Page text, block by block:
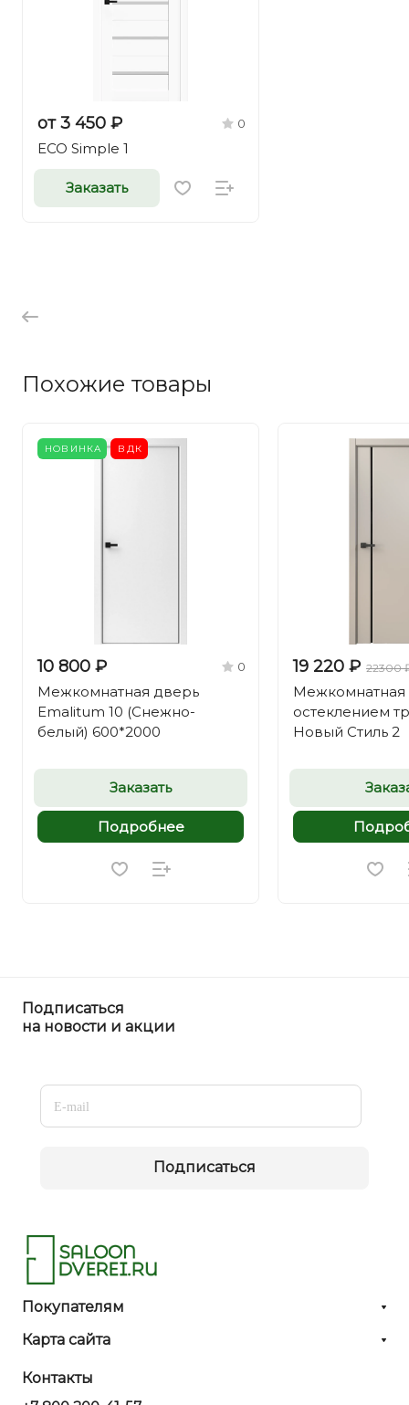
от 3 450 ₽ 0
ECO Simple 1
Заказать
Похожие товары
НОВИНКА ВДК
10 800 ₽ 0
Межкомнатная дверь
Emalitum 10 (Снежно-
белый) 600*2000
Заказать
Подробнее
19 220 ₽ 22300
Межкомнатная
остеклением
Новый Стиль 2
Подписаться
на новости и акции
Подписаться
Покупателям
Карта сайта
Контакты